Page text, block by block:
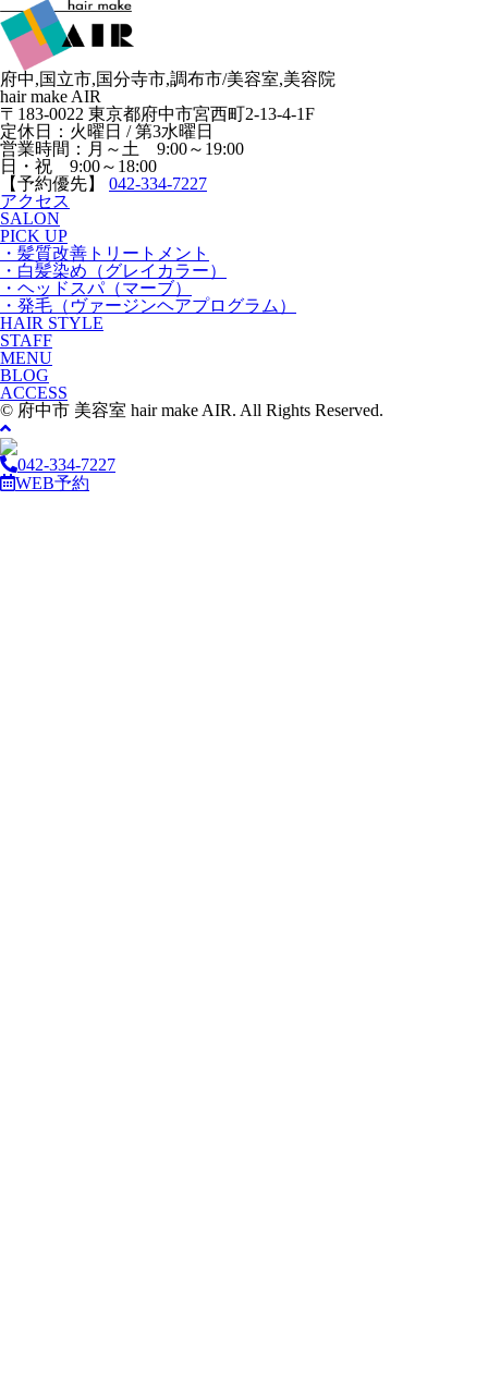
府中,国立市,国分寺市,調布市/美容室,美容院
hair make AIR
〒183-0022 東京都府中市宮西町2-13-4-1F
定休日：火曜日 / 第3水曜日
営業時間：月～土 9:00～19:00
日・祝 9:00～18:00
【予約優先】 042-334-7227
アクセス
SALON
PICK UP
・髪質改善トリートメント
・白髪染め（グレイカラー）
・ヘッドスパ（マーブ）
・発毛（ヴァージンヘアプログラム）
HAIR STYLE
STAFF
MENU
BLOG
ACCESS
© 府中市 美容室 hair make AIR. All Rights Reserved.
042-334-7227
WEB予約